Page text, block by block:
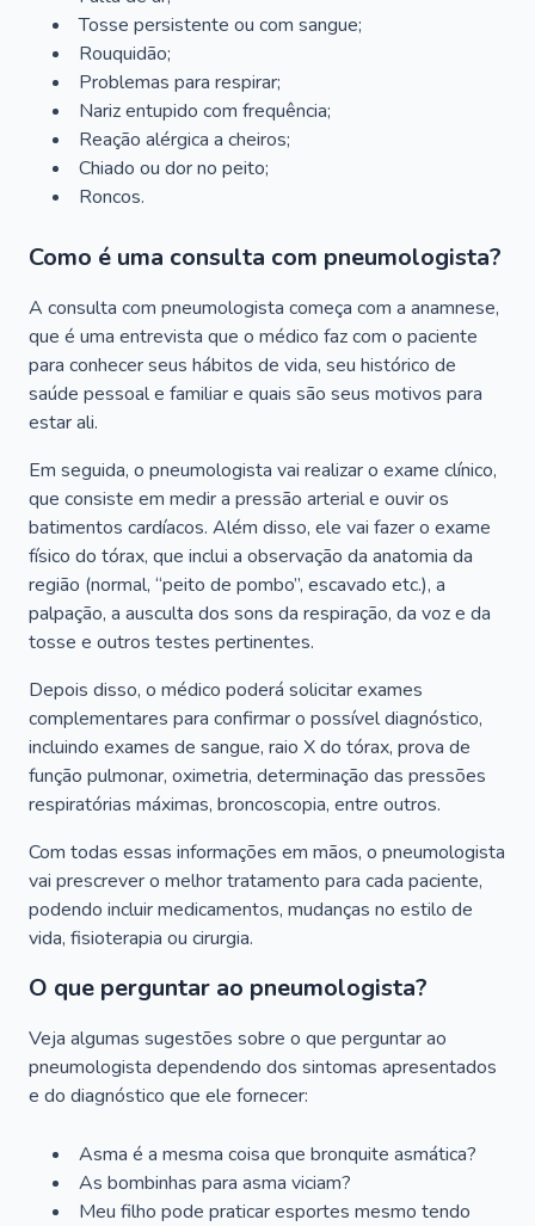
Tosse persistente ou com sangue;
Rouquidão;
Problemas para respirar;
Nariz entupido com frequência;
Reação alérgica a cheiros;
Chiado ou dor no peito;
Roncos.
Como é uma consulta com pneumologista?
A consulta com pneumologista começa com a anamnese,
que é uma entrevista que o médico faz com o paciente
para conhecer seus hábitos de vida, seu histórico de
saúde pessoal e familiar e quais são seus motivos para
estar ali.
Em seguida, o pneumologista vai realizar o exame clínico,
que consiste em medir a pressão arterial e ouvir os
batimentos cardíacos. Além disso, ele vai fazer o exame
físico do tórax, que inclui a observação da anatomia da
região (normal, “peito de pombo”, escavado etc.), a
palpação, a ausculta dos sons da respiração, da voz e da
tosse e outros testes pertinentes.
Depois disso, o médico poderá solicitar exames
complementares para confirmar o possível diagnóstico,
incluindo exames de sangue, raio X do tórax, prova de
função pulmonar, oximetria, determinação das pressões
respiratórias máximas, broncoscopia, entre outros.
Com todas essas informações em mãos, o pneumologista
vai prescrever o melhor tratamento para cada paciente,
podendo incluir medicamentos, mudanças no estilo de
vida, fisioterapia ou cirurgia.
O que perguntar ao pneumologista?
Veja algumas sugestões sobre o que perguntar ao
pneumologista dependendo dos sintomas apresentados
e do diagnóstico que ele fornecer:
Asma é a mesma coisa que bronquite asmática?
As bombinhas para asma viciam?
Meu filho pode praticar esportes mesmo tendo